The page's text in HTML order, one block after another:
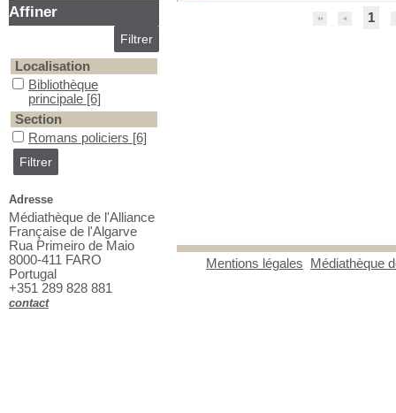
1
Mentions légales Médiathèque
Affiner
Localisation
Bibliothèque principale
Bibliothèque
principale [6]
Section
Romans policiers
Romans policiers [6]
Adresse
Médiathèque de l'Alliance
Française de l'Algarve
Rua Primeiro de Maio
8000-411 FARO
Portugal
+351 289 828 881
contact